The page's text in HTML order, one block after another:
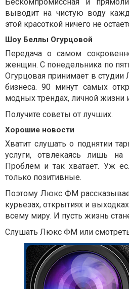
Бескомпромиссная и
выводит на чистую воду
этой красоткой ничего не
Шоу Беллы Огурцовой
Передача о самом
женщин. С понедельника по
Огурцовая принимает в
бизнеса. 90 минут самых
модных трендах, личной жизни
Получите советы от лучших.
Хорошие новости
Хватит слушать о поднятии
услуги, отвлекаясь лишь на
Проблем и так хватает. Уж
только позитивные.
Поэтому Люкс ФМ
курьезах, открытиях и
всему миру. И пусть жизнь
Слушать Люкс ФМ или